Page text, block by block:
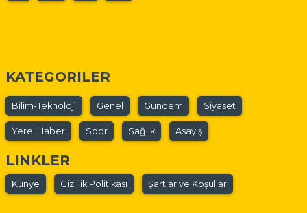
KATEGORILER
Bilim-Teknoloji Genel Gündem Siyaset
Yerel Haber Spor Sağlık Asayiş
LINKLER
Künye Gizlilik Politikası Şartlar ve Koşullar